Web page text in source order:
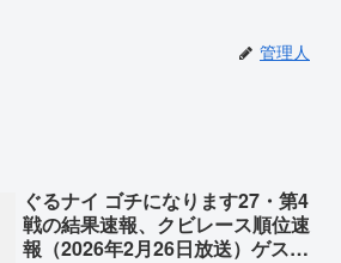
管理人
ぐるナイ ゴチになります27・第4
戦の結果速報、クビレース順位速
報（2026年2月26日放送）ゲスト